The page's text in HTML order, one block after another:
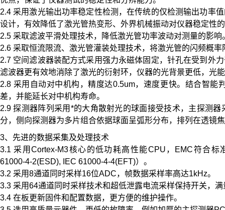
2.4 采用激光输出功率稳定性检测，在传统的仅检测输出功率
设计，有效降低了激光管热变形、外界机械振动对仪器稳定性
2.5 采取滤波平滑处理技术，降低激光管功率波动对测量的影响
2.6 采取恒流限流、激光管灌装处理技术，将激光管的闪频概率
2.7 空间滤波器装配方式采用强力永磁体固定，针孔在受到外
滤波器更有效地消除了激光的衍射环，仪器的光背景更低，光
2.8 采用自动对中机构，精度达0.5um，速度更快。结合智
差，并能延长对中机构寿命。
2.9 探测器阵列采用*的大角散射光的球面接受技术，主探测
分，侧向探测器为多片组合依据球面呈弧形分布，排列在透镜
3、先进的数据采集及处理技术
3.1 采用Cortex-M3核心的低功耗高性能CPU，EMC符合标
61000-4-2(ESD), IEC 61000-4-4(EFT)）。
3.2 采用8通道同时采样16位ADC，帧数据采样率高达1kHz。
3.3 采用64通道同时采样技术和超低泄露电流采样保持开关，
3.4 在板更新固件和配置数据，更方便的维护操作。